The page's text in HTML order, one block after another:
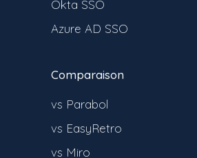
Okta SSO
Azure AD SSO
Comparaison
vs Parabol
vs EasyRetro
vs Miro